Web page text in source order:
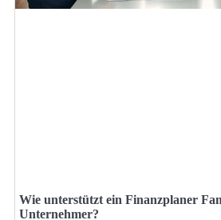
Wie unterstützt ein Finanzplaner
Unternehmer?